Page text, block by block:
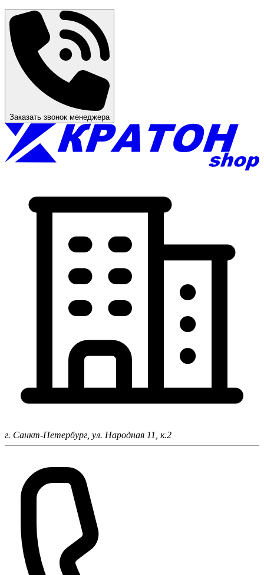
Заказать звонок менеджера
г. Санкт-Петербург, ул. Народная 11, к.2